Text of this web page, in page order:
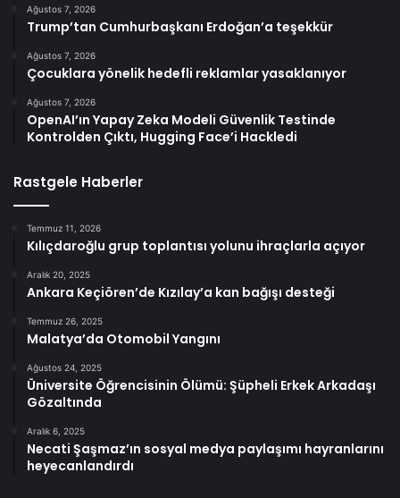
Ağustos 7, 2026
Trump’tan Cumhurbaşkanı Erdoğan’a teşekkür
Ağustos 7, 2026
Çocuklara yönelik hedefli reklamlar yasaklanıyor
Ağustos 7, 2026
OpenAI’ın Yapay Zeka Modeli Güvenlik Testinde
Kontrolden Çıktı, Hugging Face’i Hackledi
Rastgele Haberler
Temmuz 11, 2026
Kılıçdaroğlu grup toplantısı yolunu ihraçlarla açıyor
Aralık 20, 2025
Ankara Keçiören’de Kızılay’a kan bağışı desteği
Temmuz 26, 2025
Malatya’da Otomobil Yangını
Ağustos 24, 2025
Üniversite Öğrencisinin Ölümü: Şüpheli Erkek Arkadaşı
Gözaltında
Aralık 6, 2025
Necati Şaşmaz’ın sosyal medya paylaşımı hayranlarını
heyecanlandırdı